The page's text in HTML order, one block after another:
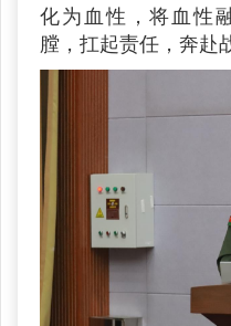
化为血性，将血性
膛，扛起责任，奔赴